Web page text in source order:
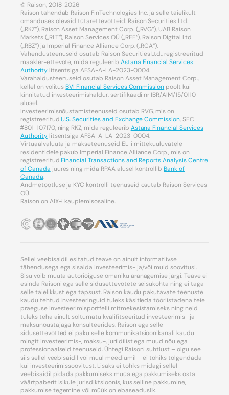
© Raison, 2018-2026
Raison tähendab Raison FinTechnologies Inc. ja selle täielikult
omanduses olevaid tütarettevõtteid: Raison Securities Ltd.
(„RKZ“), Raison Asset Management Corp. („RVG“), UAB Raison
Markets („RLT“), Raison Services OÜ („REE“), Raison Digital Ltd
(„RBZ“) ja Imperial Finance Alliance Corp. („RCA“).
Vahendusteenuseid osutab Raison Securities Ltd., registreeritud
maakler-ettevõte, mida reguleerib Astana Financial Services
Authoritylitsentsiga AFSA-A-LA-2023-0004.
Varahaldusteenuseid osutab Raison Asset Management Corp.,
kellel on volitusBVI Financial Services Commission poolt kui
kinnitatud investeerimishaldur, sertifikaadi nr IBR/AIM/15/0110
alusel.
Investeerimisnõustamisteenuseid osutab RVG, mis on
registreeritudU.S. Securities and Exchange Commission, SEC
#801-107170, ning RKZ, mida reguleerib Astana Financial Services
Authoritylitsentsiga AFSA-A-LA-2023-0004.
Virtuaalvaluuta ja makseteenuseid EL-i mittekuuluvatele
residentidele pakub Imperial Finance Alliance Corp., mis on
registreeritudFinancial Transactions and Reports Analysis Centre
of Canada juures ning mida RPAA alusel kontrollibBank of
Canada.
Andmetöötluse ja KYC kontrolli teenuseid osutab Raison Services
OÜ.
Raison on AIX-i kauplemisosaline.
Sellel veebisaidil esitatud teave on ainult informatiivse
tähendusega ega sisalda investeerimis- ja/või muid soovitusi.
Sisu võib muuta autoriõiguse omaniku äranägemise järgi. Teave ei
esinda Raisoni ega selle sidusettevõtete seisukohta ning ei taga
selle täielikkust ega täpsust. Raison kaudu pakutavate teenuste
kaudu tehtud investeeringuid tuleks käsitleda tööriistadena teie
praeguse investeerimisportfelli mitmekesistamiseks ning neid
tuleks teha ainult sõltumatu kvalifitseeritud investeerimis- ja
maksunõustajaga konsulteerides. Raison ega selle
sidusettevõtted ei paku selle kommunikatsioonikanali kaudu
mingit investeerimis-, maksu-, juriidilist ega muud nõu ega
professionaalseid teenuseid. Ühtegi Raisoni suhtlust – olgu see
siis sellel veebisaidil või muul meediumil – ei tohiks tõlgendada
kui investeerimissoovitust. Lisaks ei tohiks midagi sellel
veebisaidil pidada pakkumiseks müüa ega pakkumiseks osta
väärtpaberit isikule jurisdiktsioonis, kus selline pakkumine,
pakkumise tegemine või müük on ebaseaduslik.